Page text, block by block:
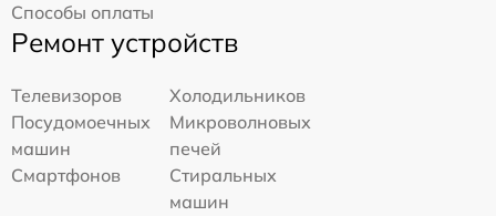
Способы оплаты
Ремонт устройств
Телевизоров
Холодильников
Посудомоечных
машин
Микроволновых
печей
Смартфонов
Стиральных
машин